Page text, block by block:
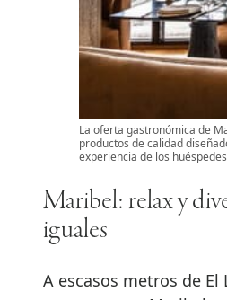
La oferta gastronómica de
productos de calidad
experiencia de los
Maribel: relax y
iguales
A escasos metros de El